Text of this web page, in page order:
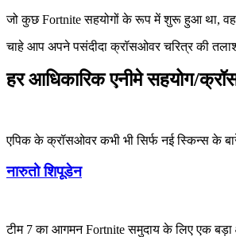
जो कुछ Fortnite सहयोगों के रूप में शुरू हुआ था, वह
चाहे आप अपने पसंदीदा क्रॉसओवर चरित्र की
हर आधिकारिक एनीमे सहयोग/
एपिक के क्रॉसओवर कभी भी सिर्फ नई स्किन्स के
नारुतो शिपूडेन
टीम 7 का आगमन Fortnite समुदाय के लिए एक बड़ा